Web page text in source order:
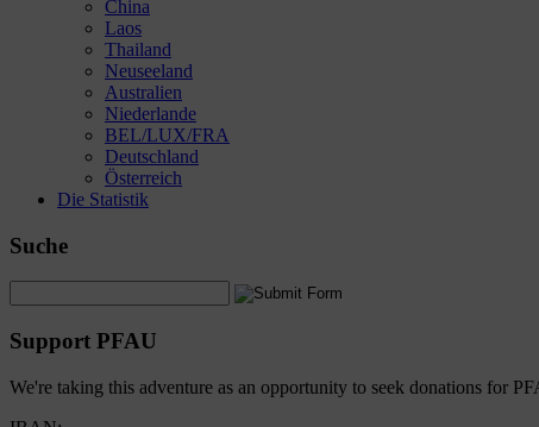
China
Laos
Thailand
Neuseeland
Australien
Niederlande
BEL/LUX/FRA
Deutschland
Österreich
Die Statistik
Suche
Support PFAU
We're taking this adventure as an opportunity to seek donations for